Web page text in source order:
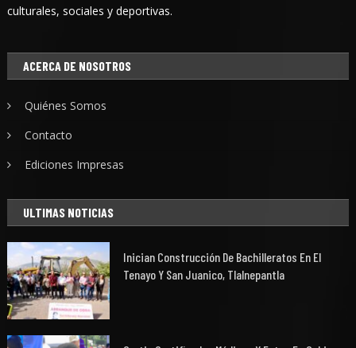
culturales, sociales y deportivas.
ACERCA DE NOSOTROS
Quiénes Somos
Contacto
Ediciones Impresas
ULTIMAS NOTICIAS
Inician Construcción De Bachilleratos En El
Tenayo Y San Juanico, Tlalnepantla